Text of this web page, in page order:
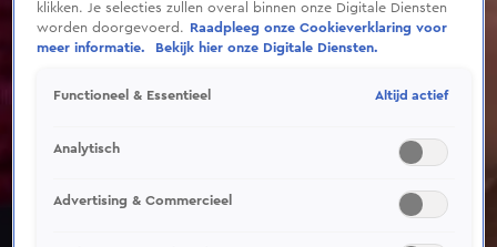
klikken. Je selecties zullen overal binnen onze Digitale Diensten
worden doorgevoerd.
Raadpleeg onze Cookieverklaring voor
meer informatie.
Bekijk hier onze Digitale Diensten.
Functioneel & Essentieel Altijd actief
Analytisch
Advertising & Commercieel